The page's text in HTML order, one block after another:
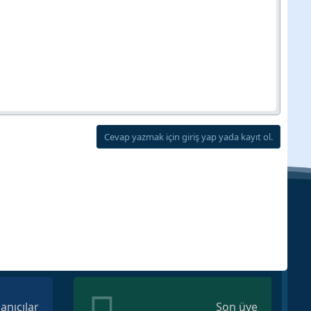
Cevap yazmak için giriş yap yada kayıt ol.
Son üye